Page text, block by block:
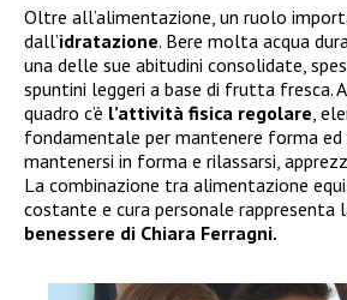
Oltre all’alimentazione, un ruolo
dall’idratazione. Bere molta acqua
una delle sue abitudini consolidate,
spuntini leggeri a base di frutta fresca.
quadro c’è l’attività fisica regolare,
fondamentale per mantenere forma ed
mantenersi in forma e rilassarsi,
La combinazione tra alimentazione
costante e cura personale rappresenta
benessere di Chiara Ferragni.